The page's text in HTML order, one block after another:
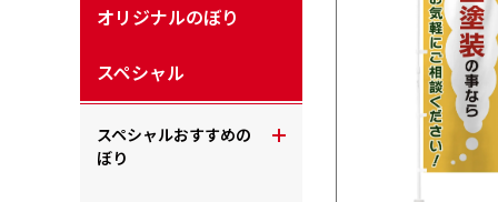
オリジナルのぼり
スペシャル
スペシャルおすすめの
ぼり